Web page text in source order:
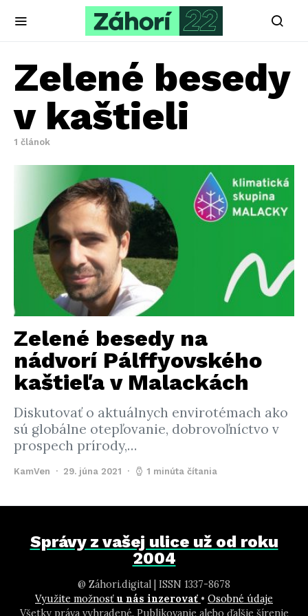
Zelené besedy
v kaštieli
1 článok
Zelené besedy na
nádvorí Pálffyovského
kaštieľa v Malackách
Diskutovať o aktuálnych envirotémach ako
sú globálne otepľovanie, dobrovoľníctvo v
prospech prírody,…
KamVen 29. júna 2021 1 minúta čítania
Správy z vašej ulice už od roku
2004
@ Záhori.digital | ISSN 1337-8678
Využite možnosť u nás inzerovať • Osobné údaje
Všetky práva vyhradené. Publikovanie alebo ďalšie šírenie